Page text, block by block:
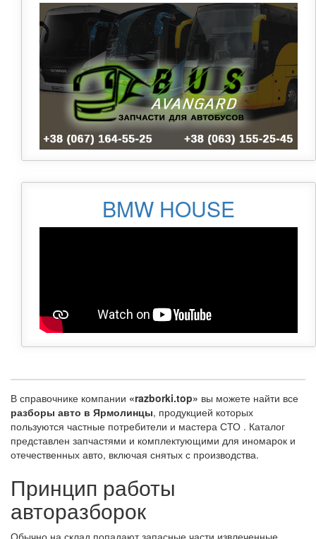
BMW HOUSE
В справочнике компании «razborki.top» вы можете найти все
разборы авто в Ярмолинцы, продукцией которых
пользуются частные потребители и мастера СТО . Каталог
представлен запчастями и комплектующими для иномарок и
отечественных авто, включая снятых с производства.
Принцип работы
авторазборок